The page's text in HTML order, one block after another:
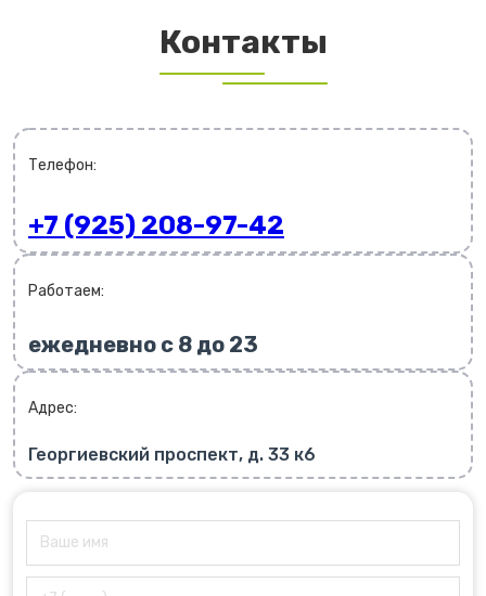
Контакты
Телефон:
+7 (925) 208-97-42
Работаем:
ежедневно с 8 до 23
Адрес:
Георгиевский проспект, д. 33 к6